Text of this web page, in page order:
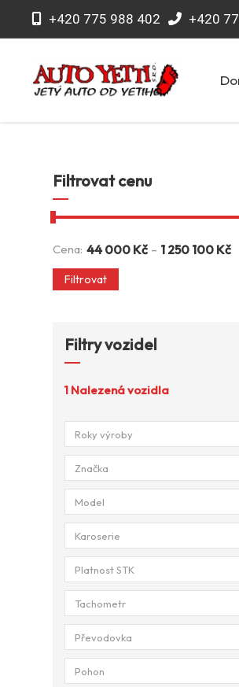
+420 775 988 402 +420
Filtrovat cenu
Cena: 44 000 Kč - 1 250 100 Kč
Filtrovat
Filtry vozidel
1 Nalezená vozidla
Roky výroby
Značka
Model
Karoserie
Platnost STK
Tachometr
Převodovka
Pohon